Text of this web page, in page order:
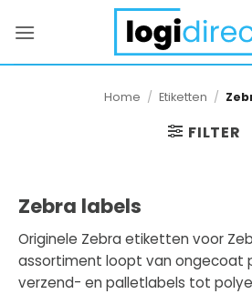
naar
Home / Etiketten /
FILTER
Zebra labels
Originele Zebra etiketten voor
assortiment loopt van ongecoat
verzend- en palletlabels tot